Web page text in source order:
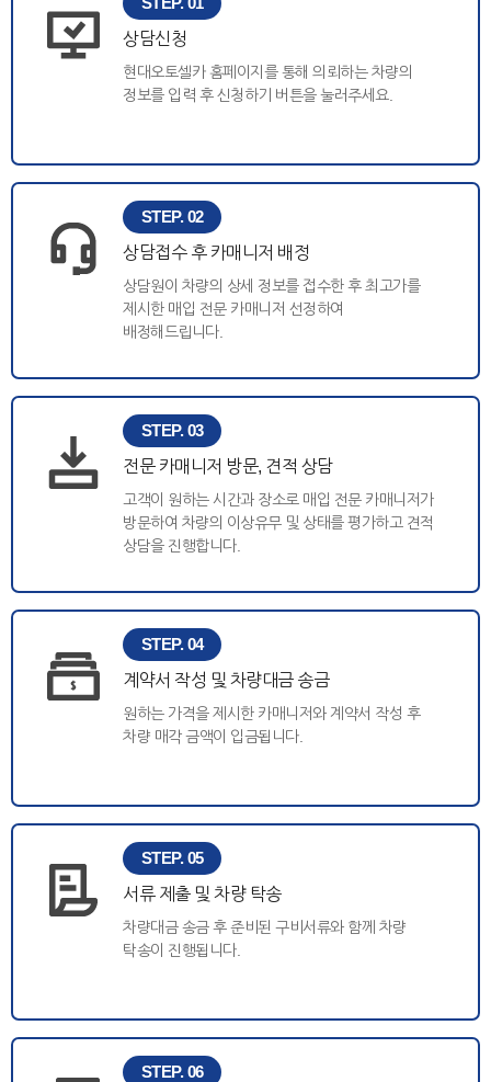
상담신청
현대오토셀카 홈페이지를 통해 의뢰하는 차량의
정보를 입력 후 신청하기 버튼을 눌러주세요.
STEP. 02
상담접수 후 카매니저 배정
상담원이 차량의 상세 정보를 접수한 후 최고가를
제시한 매입 전문 카매니저 선정하여
배정해드립니다.
STEP. 03
전문 카매니저 방문, 견적 상담
고객이 원하는 시간과 장소로 매입 전문 카매니저가
방문하여 차량의 이상유무 및 상태를 평가하고 견적
상담을 진행합니다.
STEP. 04
계약서 작성 및 차량대금 송금
원하는 가격을 제시한 카매니저와 계약서 작성 후
차량 매각 금액이 입금됩니다.
STEP. 05
서류 제출 및 차량 탁송
차량대금 송금 후 준비된 구비서류와 함께 차량
탁송이 진행됩니다.
STEP. 06